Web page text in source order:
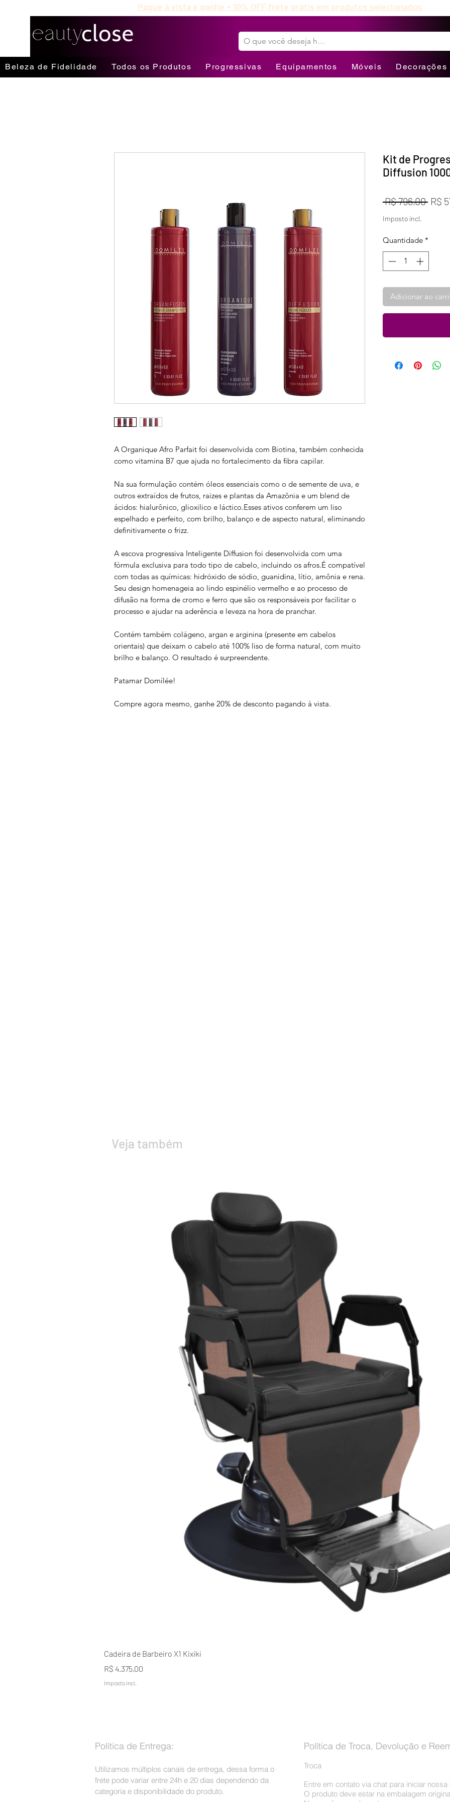
Pague à vista e ganhe + 10% OFF,
Beleza de Fidelidade Todos os Produtos Progressivas Equipamentos Móveis Decorações
frete grátis em produtos selecionados
A Organique Afro Parfait foi desenvolvida com Biotina, também conhecida
como vitamina B7 que ajuda no fortalecimento da fibra capilar.
Na sua formulação contém óleos essenciais como o de semente de uva, e
outros extraídos de frutos, raizes e plantas da Amazônia e um blend de
ácidos: hialurônico, glioxilico e láctico.Esses ativos conferem um liso
espelhado e perfeito, com brilho, balanço e de aspecto natural, eliminando
definitivamente o frizz.
A escova progressiva Inteligente Diffusion foi desenvolvida com uma
fórmula exclusiva para todo tipo de cabelo, incluindo os afros.É compatível
com todas as químicas: hidróxido de sódio, guanidina, lítio, amônia e rena.
Seu design homenageia ao lindo espinélio vermelho e ao processo de
difusão na forma de cromo e ferro que são os responsáveis por facilitar o
processo e ajudar na aderência e leveza na hora de pranchar.
Contém também colágeno, argan e arginina (presente em cabelos
orientais) que deixam o cabelo até 100% liso de forma natural, com muito
brilho e balanço. O resultado é surpreendente.
Patamar Domílée!
Compre agora mesmo, ganhe 20% de desconto pagando à vista.
Kit de
Diffusion
R$ 796,00 R$
Imposto incl.
Quantidade *
Adicionar ao
Veja também
Cadeira de Barbeiro X1 Kixiki
Preço
R$ 4.375,00
Imposto incl.
Política de Entrega:
Utilizamos múltiplos canais de entrega, dessa forma o
frete pode variar entre 24h e 20 dias dependendo da
categoria e disponibilidade do produto.
Política de Troca, Devolução e
Troca
Entre em contato via chat para iniciar
O produto deve estar na embalagem